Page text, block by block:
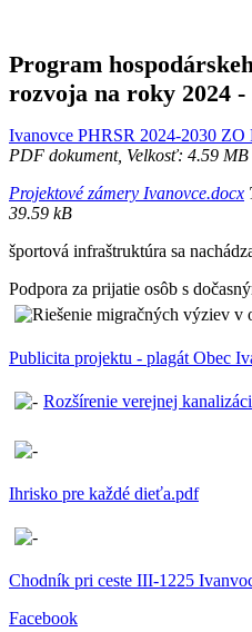
Program
rozvoja na roky 2024 -
Ivanovce PHRSR 2024-2030
PDF dokument, Velkosť: 4.59 MB
Projektové zámery Ivanovce.docx
39.59 kB
športová infraštruktúra sa
Podpora za prijatie osôb s
Publicita projektu - plagát Obec
Rozšírenie verejnej
Ihrisko pre každé dieťa.pdf
Chodník pri ceste III-1225
Facebook